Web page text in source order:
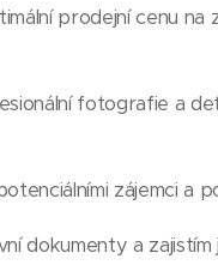
prodejní cenu na
fotografie a
zájemci a
dokumenty a zajistím